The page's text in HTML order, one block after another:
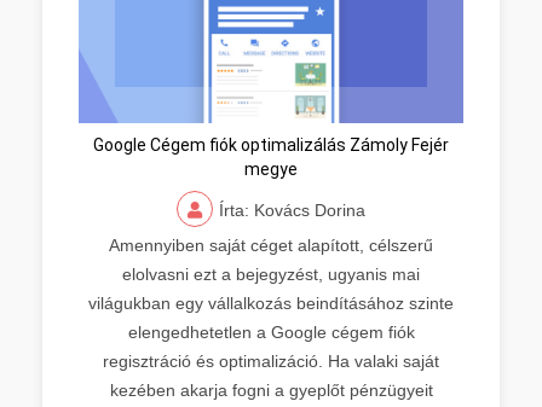
Google Cégem fiók optimalizálás Zámoly Fejér
megye
Írta: Kovács Dorina
Amennyiben saját céget alapított, célszerű
elolvasni ezt a bejegyzést, ugyanis mai
világukban egy vállalkozás beindításához szinte
elengedhetetlen a Google cégem fiók
regisztráció és optimalizáció. Ha valaki saját
kezében akarja fogni a gyeplőt pénzügyeit